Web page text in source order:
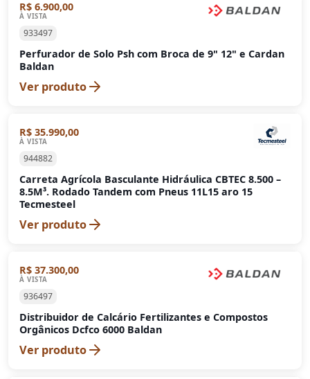
R$ 6.900,00
À VISTA
933497
Perfurador de Solo Psh com Broca de 9" 12" e Cardan
Baldan
Ver produto
R$ 35.990,00
À VISTA
944882
Carreta Agrícola Basculante Hidráulica CBTEC 8.500 –
8.5M³. Rodado Tandem com Pneus 11L15 aro 15
Tecmesteel
Ver produto
R$ 37.300,00
À VISTA
936497
Distribuidor de Calcário Fertilizantes e Compostos
Orgânicos Dcfco 6000 Baldan
Ver produto